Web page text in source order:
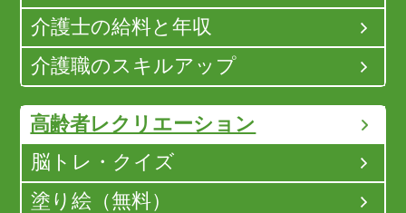
介護士の給料と年収
介護職のスキルアップ
高齢者レクリエーション
脳トレ・クイズ
塗り絵（無料）